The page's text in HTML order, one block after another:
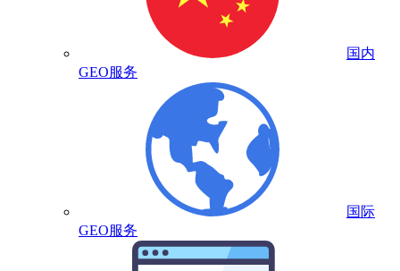
国内
GEO服务
国际
GEO服务